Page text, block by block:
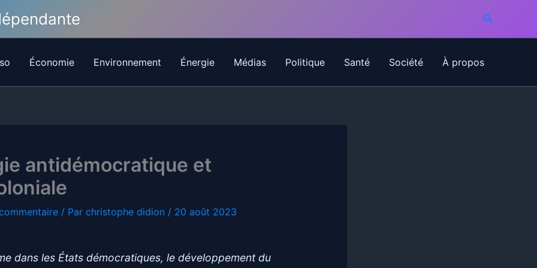
Économie Environnement Énergie Médias Politique Santé Société À propos
antidémocratique et
/ Par christophe didion / 20 août 2023
dans les États démocratiques, le développement du